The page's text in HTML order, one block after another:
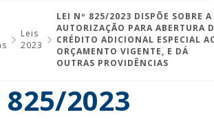
Leis
2023
LEI Nº 825/2023 DISPÕE SOBRE A
AUTORIZAÇÃO PARA ABERTURA
CRÉDITO ADICIONAL ESPECIAL
ORÇAMENTO VIGENTE, E DÁ
OUTRAS PROVIDÊNCIAS
825/2023